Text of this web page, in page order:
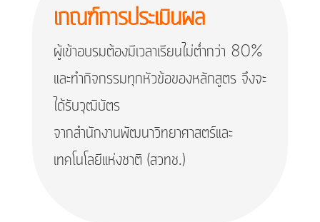
เกณฑ์การประเมินผล
ผู้เข้าอบรมต้องมีเวลาเรียนไม่ต่ำกว่า 80%
และทำกิจกรรมทุกหัวข้อของหลักสูตร จึงจะ
ได้รับวุฒิบัตร
จากสำนักงานพัฒนาวิทยาศาสตร์และ
เทคโนโลยีแห่งชาติ (สวทช.)